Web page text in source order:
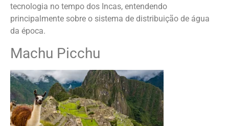
tecnologia no tempo dos Incas, entendendo
principalmente sobre o sistema de distribuição de água
da época.
Machu Picchu